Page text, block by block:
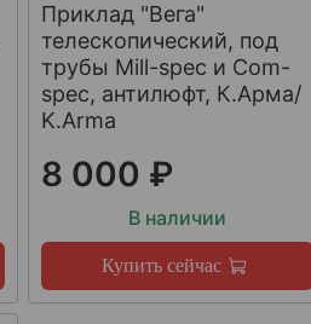
Приклад "Вега"
телескопический, под
трубы Mill-spec и Com-
spec, антилюфт, К.Арма/
K.Arma
8 000 ₽
В наличии
Купить сейчас